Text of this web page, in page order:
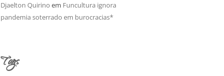
Djaelton Quirino em Funcultura ignora
pandemia soterrado em burocracias*
Tags